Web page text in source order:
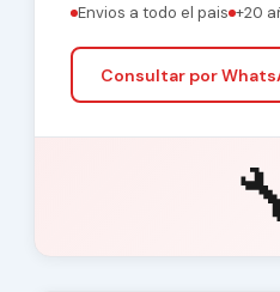
Envios a todo el pais +20
Consultar por